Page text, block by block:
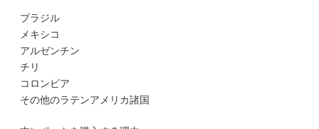
ブラジル
メキシコ
アルゼンチン
チリ
コロンビア
その他のラテンアメリカ諸国